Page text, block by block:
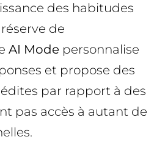
des habitudes
de
AI Mode personnalise
et propose des
par rapport à des
pas accès à autant de